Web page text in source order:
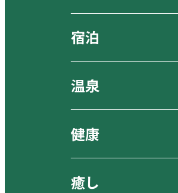
宿泊
温泉
健康
癒し